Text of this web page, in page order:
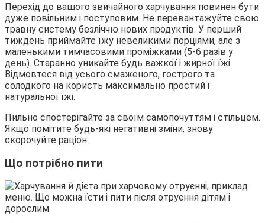
Перехід до вашого звичайного харчування повинен бути
дуже повільним і поступовим. Не перевантажуйте свою
травну систему безліччю нових продуктів. У перший
тиждень приймайте їжу невеликими порціями, але з
маленькими тимчасовими проміжками (5-6 разів у
день). Старанно уникайте будь важкої і жирної їжі.
Відмовтеся від усього смаженого, гострого та
солодкого на користь максимально простий і
натуральної їжі.
Пильно спостерігайте за своїм самопочуттям і стільцем.
Якщо помітите будь-які негативні зміни, знову
скорочуйте раціон.
Що потрібно пити